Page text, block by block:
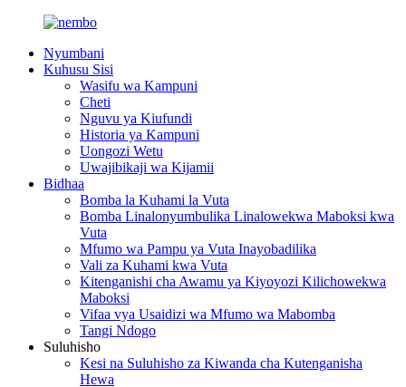
Nyumbani
Kuhusu Sisi
Wasifu wa Kampuni
Cheti
Nguvu ya Kiufundi
Historia ya Kampuni
Uongozi Wetu
Uwajibikaji wa Kijamii
Bidhaa
Bomba la Kuhami la Vuta
Bomba Linalonyumbulika Linalowekwa Maboksi kwa
Vuta
Mfumo wa Pampu ya Vuta Inayobadilika
Vali za Kuhami kwa Vuta
Kitenganishi cha Awamu ya Kiyoyozi Kilichowekwa
Maboksi
Vifaa vya Usaidizi wa Mfumo wa Mabomba
Tangi Ndogo
Suluhisho
Kesi na Suluhisho za Kiwanda cha Kutenganisha
Hewa